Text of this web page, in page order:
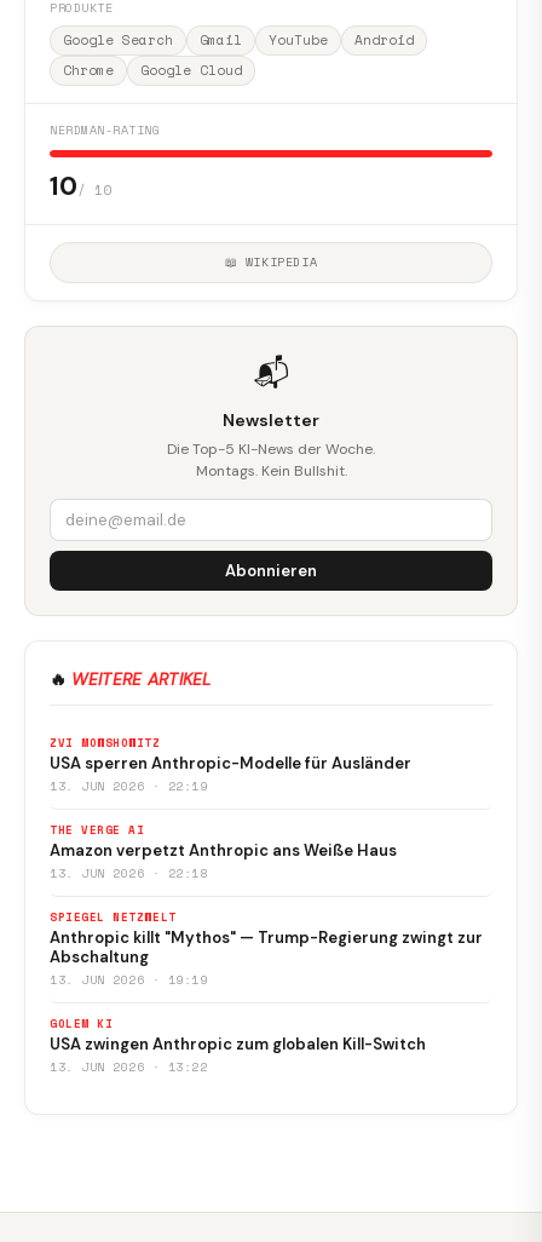
PRODUKTE
Google Search Gmail YouTube
Android
Chrome
Google Cloud
NERDMAN-RATING
10/ 10
📖 WIKIPEDIA
📬
Newsletter
Die Top-5 KI-News der Woche.
Montags. Kein Bullshit.
Abonnieren
🔥 WEITERE ARTIKEL
ZVI MOWSHOWITZ
USA sperren Anthropic-Modelle für Ausländer
13. JUN 2026 · 22:19
THE VERGE AI
Amazon verpetzt Anthropic ans Weiße Haus
13. JUN 2026 · 22:18
SPIEGEL NETZWELT
Anthropic killt "Mythos" — Trump-Regierung zwingt zur
Abschaltung
13. JUN 2026 · 19:19
GOLEM KI
USA zwingen Anthropic zum globalen Kill-Switch
13. JUN 2026 · 13:22